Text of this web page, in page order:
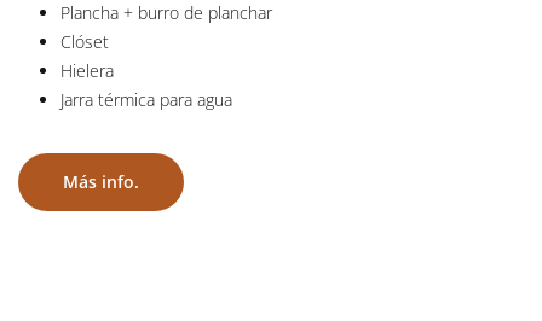
Plancha + burro de planchar
Clóset
Hielera
Jarra térmica para agua
Más info.